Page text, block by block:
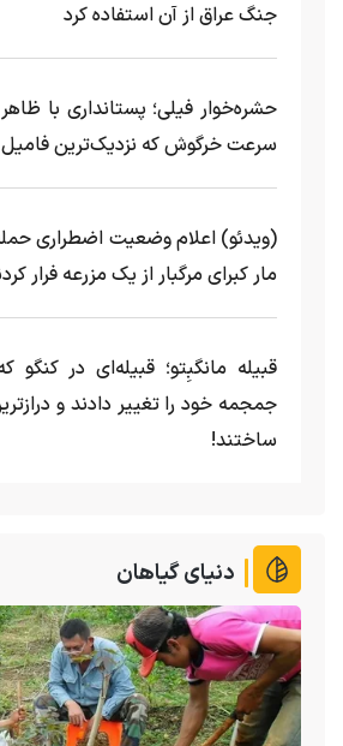
جنگ عراق از آن استفاده کرد
حشره‌خوار فیلی؛ پستانداری با
سرعت خرگوش که نزدیک‌ترین
مار کبرای مرگبار از یک مزرعه‌ فرار
قبیله مانگبِتو؛ قبیله‌ای در
جمجمه خود را تغییر دادند و
ساختند!
دنیای گیاهان